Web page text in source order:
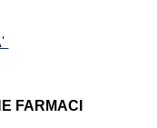
FARMACI